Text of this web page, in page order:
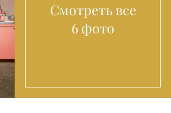
Смотреть все
6 фото